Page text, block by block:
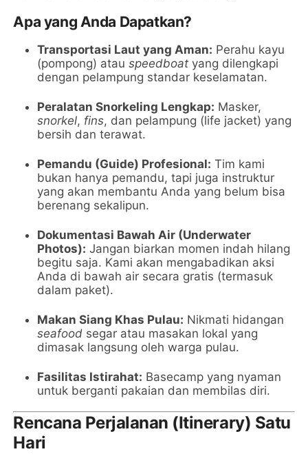
Apa yang Anda Dapatkan?
Transportasi Laut yang Aman: Perahu kayu
(pompong) atauspeedboat yang dilengkapi
dengan pelampung standar keselamatan.
Peralatan Snorkeling Lengkap: Masker,
snorkel, fins, dan pelampung (life jacket) yang
bersih dan terawat.
Pemandu (Guide) Profesional: Tim kami
bukan hanya pemandu, tapi juga instruktur
yang akan membantu Anda yang belum bisa
berenang sekalipun.
Dokumentasi Bawah Air (Underwater
Photos): Jangan biarkan momen indah hilang
begitu saja. Kami akan mengabadikan aksi
Anda di bawah air secara gratis (termasuk
dalam paket).
Makan Siang Khas Pulau: Nikmati hidangan
seafood segar atau masakan lokal yang
dimasak langsung oleh warga pulau.
Fasilitas Istirahat: Basecamp yang nyaman
untuk berganti pakaian dan membilas diri.
Rencana Perjalanan (Itinerary) Satu
Hari